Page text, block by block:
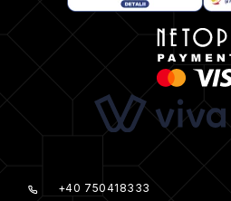
+40 750418333